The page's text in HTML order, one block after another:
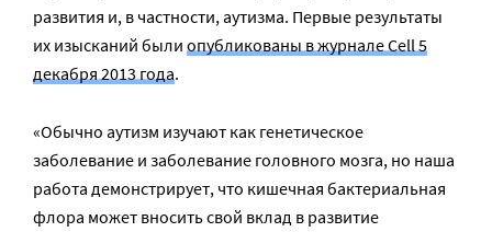
развития и, в частности, аутизма. Первые результаты
их изысканий были опубликованы в журнале Cell 5
декабря 2013 года.
«Обычно аутизм изучают как генетическое
заболевание и заболевание головного мозга, но наша
работа демонстрирует, что кишечная бактериальная
флора может вносить свой вклад в развитие